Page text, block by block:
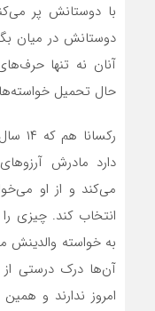
با دوستانش پر
دوستانش در میان
آنان نه تنها
حال تحمیل
دارد مادرش
می‌کند و از او
انتخاب کند. چیزی
به خواسته والدینش
آن‌ها درک درستی از
امروز ندارند و